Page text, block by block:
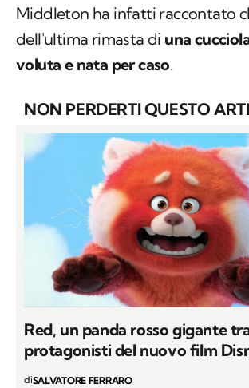
Middleton ha infatti raccontato
dell'ultima rimasta di una
voluta e nata per caso.
NON PERDERTI QUESTO
Red, un panda rosso gigante
protagonisti del nuovo film
diSALVATORE FERRARO